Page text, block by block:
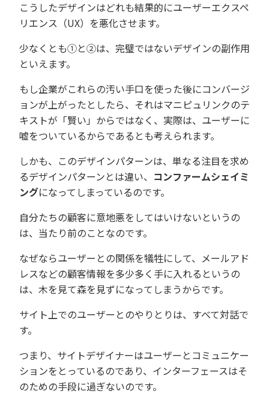
こうしたデザインはどれも結果的にユーザーエクスペ
リエンス（UX）を悪化させます。
少なくとも①と②は、完璧ではないデザインの副作用
といえます。
もし企業がこれらの汚い手口を使った後にコンバージ
ョンが上がったとしたら、それはマニピュリンクのテ
キストが「賢い」からではなく、実際は、ユーザーに
嘘をついているからであるとも考えられます。
しかも、このデザインパターンは、単なる注目を求め
るデザインパターンとは違い、 コンファームシェイミ
ングになってしまっているのです。
自分たちの顧客に意地悪をしてはいけないというの
は、当たり前のことなのです。
なぜならユーザーとの関係を犠牲にして、メールアド
レスなどの顧客情報を多少多く手に入れるというの
は、木を見て森を見ずになってしまうからです。
サイト上でのユーザーとのやりとりは、すべて対話で
す。
つまり、サイトデザイナーはユーザーとコミュニケー
ションをとっているのであり、インターフェースはそ
のための手段に過ぎないのです。